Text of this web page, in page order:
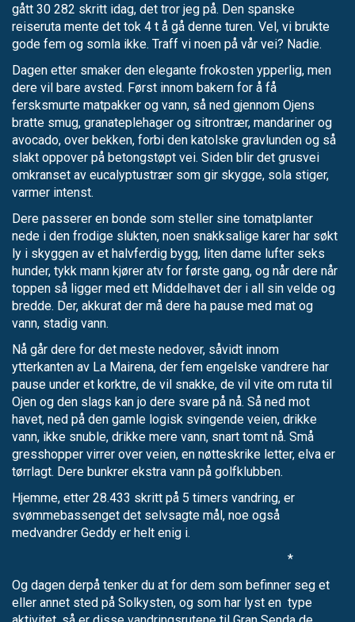
gått 30 282 skritt idag, det tror jeg på. Den spanske
reiseruta mente det tok 4 t å gå denne turen. Vel, vi brukte
gode fem og somla ikke. Traff vi noen på vår vei? Nadie.
Dagen etter smaker den elegante frokosten ypperlig, men
dere vil bare avsted. Først innom bakern for å få
fersksmurte matpakker og vann, så ned gjennom Ojens
bratte smug, granateplehager og sitrontrær, mandariner og
avocado, over bekken, forbi den katolske gravlunden og så
slakt oppover på betongstøpt vei. Siden blir det grusvei
omkranset av eucalyptustrær som gir skygge, sola stiger,
varmer intenst.
Dere passerer en bonde som steller sine tomatplanter
nede i den frodige slukten, noen snakksalige karer har søkt
ly i skyggen av et halvferdig bygg, liten dame lufter seks
hunder, tykk mann kjører atv for første gang, og når dere når
toppen så ligger med ett Middelhavet der i all sin velde og
bredde. Der, akkurat der må dere ha pause med mat og
vann, stadig vann.
Nå går dere for det meste nedover, såvidt innom
ytterkanten av La Mairena, der fem engelske vandrere har
pause under et korktre, de vil snakke, de vil vite om ruta til
Ojen og den slags kan jo dere svare på nå. Så ned mot
havet, ned på den gamle logisk svingende veien, drikke
vann, ikke snuble, drikke mere vann, snart tomt nå. Små
gresshopper virrer over veien, en nøtteskrike letter, elva er
tørrlagt. Dere bunkrer ekstra vann på golfklubben.
Hjemme, etter 28.433 skritt på 5 timers vandring, er
svømmebassenget det selvsagte mål, noe også
medvandrer Geddy er helt enig i.
*
Og dagen derpå tenker du at for dem som befinner seg et
eller annet sted på Solkysten, og som har lyst en type